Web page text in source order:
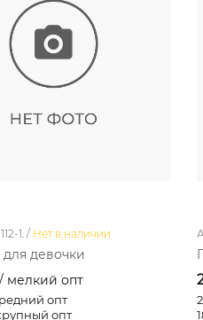
1. / Нет в наличии
девочки
/ мелкий опт
опт
опт